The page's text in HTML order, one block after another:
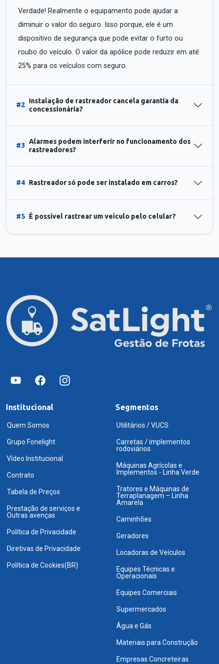
Verdade! Realmente o equipamento pode ajudar a
diminuir o valor do seguro. Isso porque, ele é um
dispositivo de segurança que pode evitar o furto ou
roubo do veículo. O valor da apólice pode reduzir em até
25% para os veículos com seguro.
#2
Instalação de rastreador cancela garantia da
concessionária?
#3
Alarmes podem interferir no funcionamento dos
rastreadores?
#4 Rastreador só pode ser instalado em carros?
#5 É possível rastrear um veículo pelo celular?
Institucional
Quem Somos
Grupo Fonelight
Vídeo Institucional
Contrato
Tabela de Preços
Prestação de serviços e
Outras avenças
Política de Privacidade
Diretivas de Privacidade
Política de Cookies(BR)
Segmentos
Utilitários / VUCS
Carretas / implementos
rodoviários
Máquinas Agrícolas e
Implementos - Linha Verde
Tratores e Máquinas de
Terraplanagem – Linha
Amarela
Caminhões
Geradores
Locadoras de Veículos
Equipes Técnicas e
Operacionais
Equipes Comerciais
Supermercados
Água e Gás
Materiais para Construção
Empresas Concreteiras